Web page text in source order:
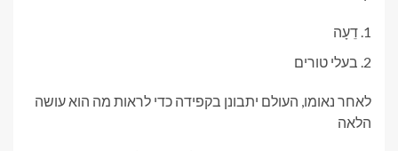
דֵעָה
בעלי טורים
לאחר נאומו, העולם יתבונן בקפידה כדי לראות מה הוא עושה
הלאה